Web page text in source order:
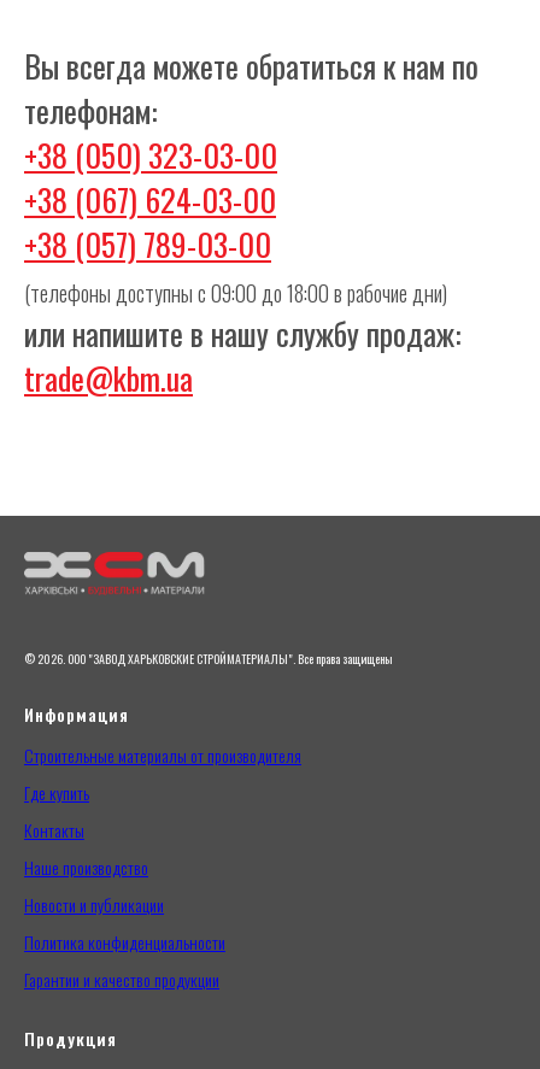
Вы всегда можете обратиться к нам по
телефонам:
+38 (050) 323-03-00
+38 (067) 624-03-00
+38 (057) 789-03-00
(телефоны доступны с 09:00 до 18:00 в рабочие дни)
или напишите в нашу службу продаж:
trade@kbm.ua
© 2026. ООО "ЗАВОД ХАРЬКОВСКИЕ СТРОЙМАТЕРИАЛЫ". Все права защищены
Информация
Строительные материалы от производителя
Где купить
Контакты
Наше производство
Новости и публикации
Политика конфиденциальности
Гарантии и качество продукции
Продукция